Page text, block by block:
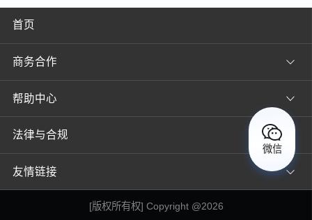
微信
首页
商务合作
帮助中心
法律与合规
友情链接
[版权所有权] Copyright @2026